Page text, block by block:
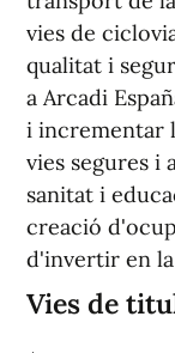
vies de
qualitat i
a Arcadi
i incrementar
vies segures i
sanitat i
creació
d'invertir en
Vies de